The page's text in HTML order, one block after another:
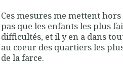
Ces mesures me mettent
pas que les enfants les plus
difficultés, et il y en a dans
au coeur des quartiers les
de la farce.